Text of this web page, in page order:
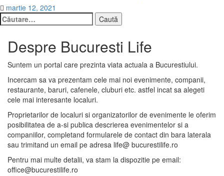
martie 12, 2021
Caută
după:
Despre Bucuresti Life
Suntem un portal care prezinta viata actuala a Bucurestiului.
Incercam sa va prezentam cele mai noi evenimente, companii,
restaurante, baruri, cafenele, cluburi etc. astfel incat sa alegeti
cele mai interesante localuri.
Proprietarilor de localuri si organizatorilor de evenimente le oferim
posibilitatea de a-si publica descrierea evenimentelor si a
companiilor, completand formularele de contact din bara laterala
sau trimitand un email pe adresa life@ bucurestilife.ro
Pentru mai multe detalii, va stam la dispozitie pe email:
office@bucurestilife.ro